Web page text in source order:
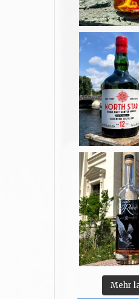
Mehr